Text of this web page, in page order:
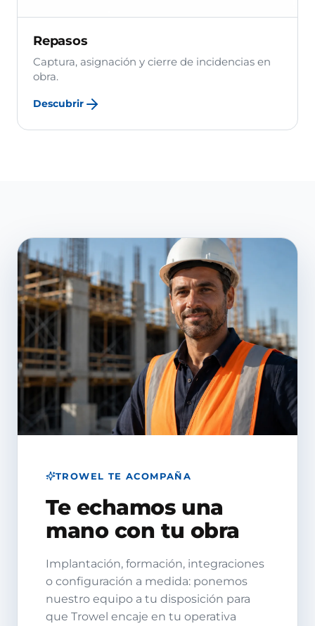
Repasos
Captura, asignación y cierre de incidencias en
obra.
Descubrir
TROWEL TE ACOMPAÑA
Te echamos una
mano con tu obra
Implantación, formación, integraciones
o configuración a medida: ponemos
nuestro equipo a tu disposición para
que Trowel encaje en tu operativa